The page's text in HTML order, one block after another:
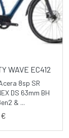
WAVE EC412
8sp SR
DS 63mm BH
& ...